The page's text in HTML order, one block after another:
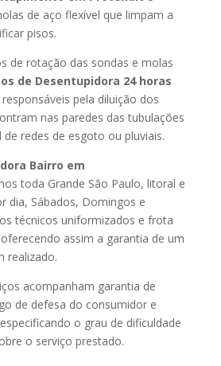
de aço flexível que limpam a
pisos.
de rotação das sondas e molas
de Desentupidora 24 horas
pela diluição dos
nas paredes das tubulações
redes de esgoto ou pluviais.
Bairro em
toda Grande São Paulo, litoral e
dia, Sábados, Domingos e
técnicos uniformizados e frota
assim a garantia de um
realizado.
acompanham garantia de
de defesa do consumidor e
o grau de dificuldade
o serviço prestado.